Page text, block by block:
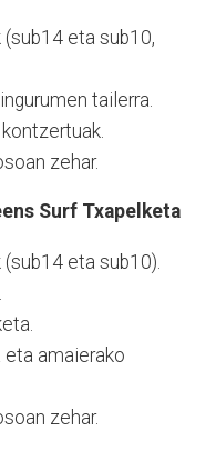
(sub14 eta sub10,
tailerra.
zehar.
Surf Txapelketa
eta sub10).
eta amaierako
zehar.